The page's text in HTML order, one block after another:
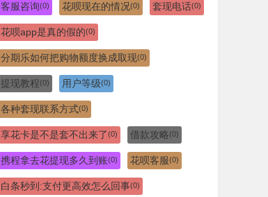
客服咨询(0) 花呗现在的情况(0) 套现电话(0)
花呗app是真的假的(0)
分期乐如何把购物额度换成取现(0)
提现教程(0) 用户等级(0)
各种套现联系方式(0)
享花卡是不是套不出来了(0) 借款攻略(0)
携程拿去花提现多久到账(0) 花呗客服(0)
白条秒到:支付更高效怎么回事(0)